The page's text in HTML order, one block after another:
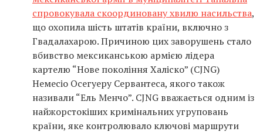
спровокувала скоординовану хвилю насильства,
що охопила шість штатів країни, включно з
Гвадалахарою. Причиною цих заворушень стало
вбивство мексиканською армією лідера
картелю “Нове покоління Халіско” (CJNG)
Немесіо Осегуеру Сервантеса, якого також
називали “Ель Менчо”. CJNG вважається одним із
найжорстокіших кримінальних угруповань
країни, яке контролювало ключові маршрути